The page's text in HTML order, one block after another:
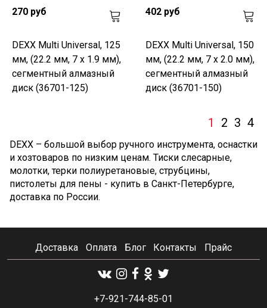
270 руб
DEXX Multi Universal, 125
мм, (22.2 мм, 7 х 1.9 мм),
сегментный алмазный
диск (36701-125)
402 руб
DEXX Multi Universal, 150
мм, (22.2 мм, 7 х 2.0 мм),
сегментный алмазный
диск (36701-150)
1 2 3 4
DEXX – большой выбор ручного инструмента, оснастки
и хозтоваров по низким ценам. Тиски слесарные,
молотки, терки полиуретановые, струбцины,
пистолеты для пены - купить в Санкт-Петербурге,
доставка по России.
Доставка Оплата Блог Контакты Прайс
+7-921-744-85-01